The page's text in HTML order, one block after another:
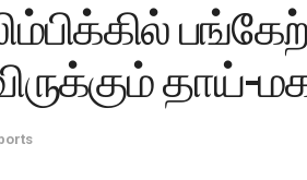
தாய்-